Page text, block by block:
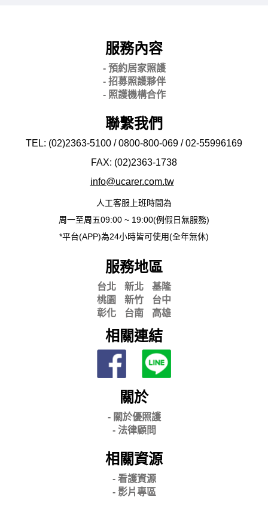
服務內容
- 預約居家照護
- 招募照護夥伴
- 照護機構合作
聯繫我們
TEL: (02)2363-5100 / 0800-800-069 / 02-55996169
FAX: (02)2363-1738
info@ucarer.com.tw
人工客服上班時間為
周一至周五09:00 ~ 19:00(例假日無服務)
*平台(APP)為24小時皆可使用(全年無休)
服務地區
台北 新北
基隆
桃園
新竹
台中
彰化
台南 高雄
相關連結
關於
- 關於優照護
- 法律顧問
相關資源
- 看護資源
- 影片專區